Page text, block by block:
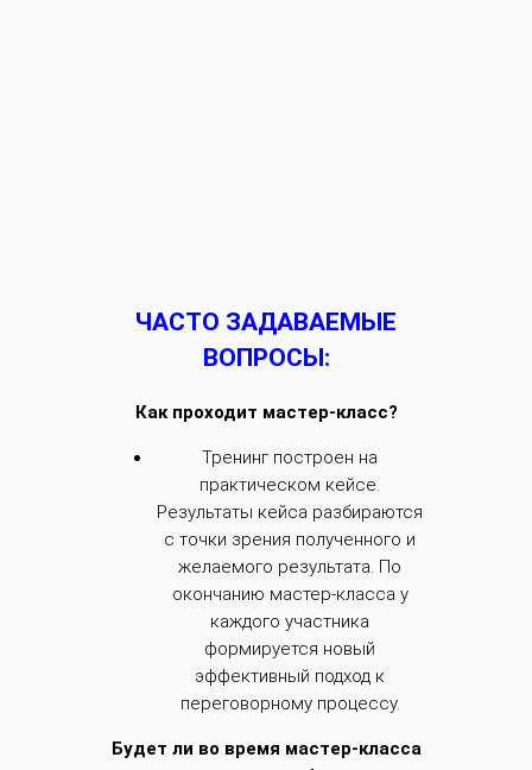
ЧАСТО ЗАДАВАЕМЫЕ
ВОПРОСЫ:
Как проходит мастер-класс?
Тренинг построен на
практическом кейсе.
Результаты кейса разбираются
с точки зрения полученного и
желаемого результата. По
окончанию мастер-класса у
каждого участника
формируется новый
эффективный подход к
переговорному процессу.
Будет ли во время мастер-класса